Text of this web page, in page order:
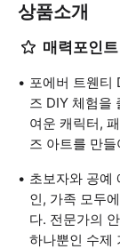
상품소개
매력포인트
포에버 트웬티
즈 DIY 체험을
여운 캐릭터,
즈 아트를 만
초보자와 공예
인, 가족 모두
다. 전문가의
하나뿐인 수제